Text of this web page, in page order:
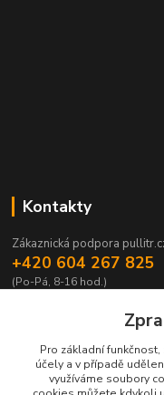
Kontakty
Zákaznická podpora
+420 604 267 825
(Po-Pá, 8-16 hod.)
Pro základní
účely a v případě
využíváme soubory